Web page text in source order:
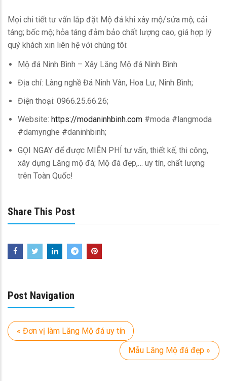
Mọi chi tiết tư vấn lắp đặt Mộ đá khi xây mộ/sửa mộ; cải
táng; bốc mộ; hỏa táng đảm bảo chất lượng cao, giá hợp lý
quý khách xin liên hệ với chúng tôi:
Mộ đá Ninh Bình – Xây Lăng Mộ đá Ninh Bình
Địa chỉ: Làng nghề Đá Ninh Vân, Hoa Lư, Ninh Bình;
Điện thoại: 0966.25.66.26;
Website: https://modaninhbinh.com #moda #langmoda
#damynghe #daninhbinh;
GỌI NGAY để được MIỄN PHÍ tư vấn, thiết kế, thi công,
xây dựng Lăng mộ đá; Mộ đá đẹp,… uy tín, chất lượng
trên Toàn Quốc!
Share This Post
Post Navigation
« Đơn vị làm Lăng Mộ đá uy tín
Mẫu Lăng Mộ đá đẹp »